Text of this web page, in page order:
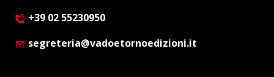
+39 02 55230950
segreteria@vadoetornoedizioni.it